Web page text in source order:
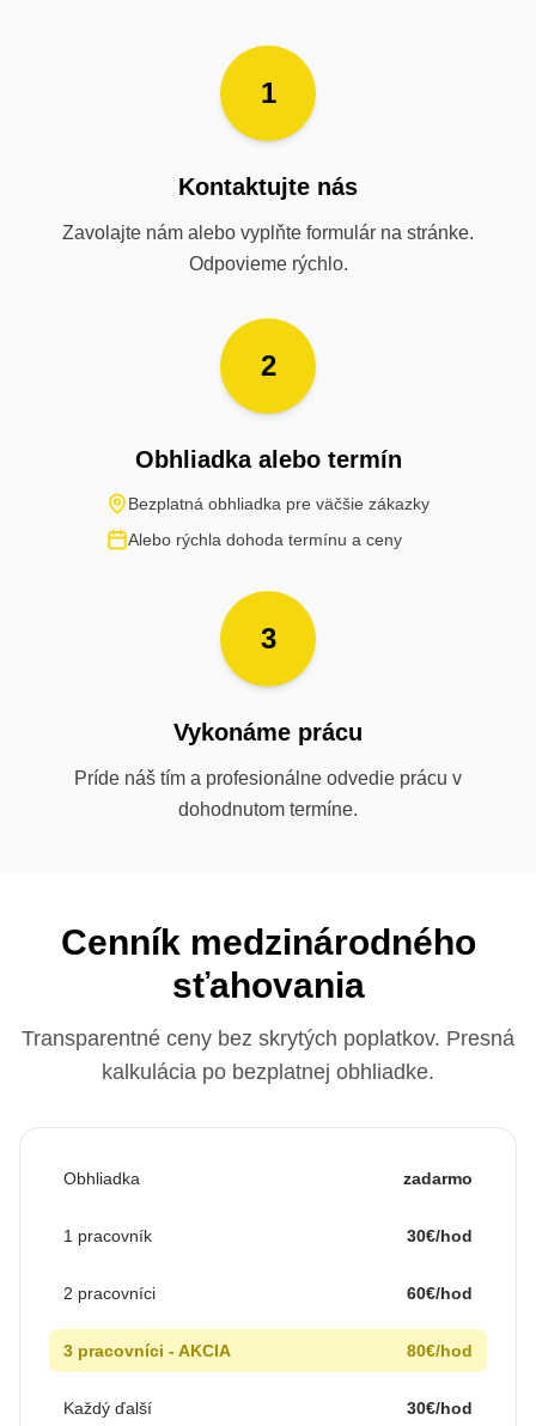
1
Kontaktujte nás
Zavolajte nám alebo vyplňte formulár na stránke.
Odpovieme rýchlo.
2
Obhliadka alebo termín
Bezplatná obhliadka pre väčšie zákazky
Alebo rýchla dohoda termínu a ceny
3
Vykonáme prácu
Príde náš tím a profesionálne odvedie prácu v
dohodnutom termíne.
Cenník medzinárodného
sťahovania
Transparentné ceny bez skrytých poplatkov. Presná
kalkulácia po bezplatnej obhliadke.
Obhliadka zadarmo
1 pracovník 30€/hod
2 pracovníci 60€/hod
3 pracovníci - AKCIA 80€/hod
Každý ďalší 30€/hod